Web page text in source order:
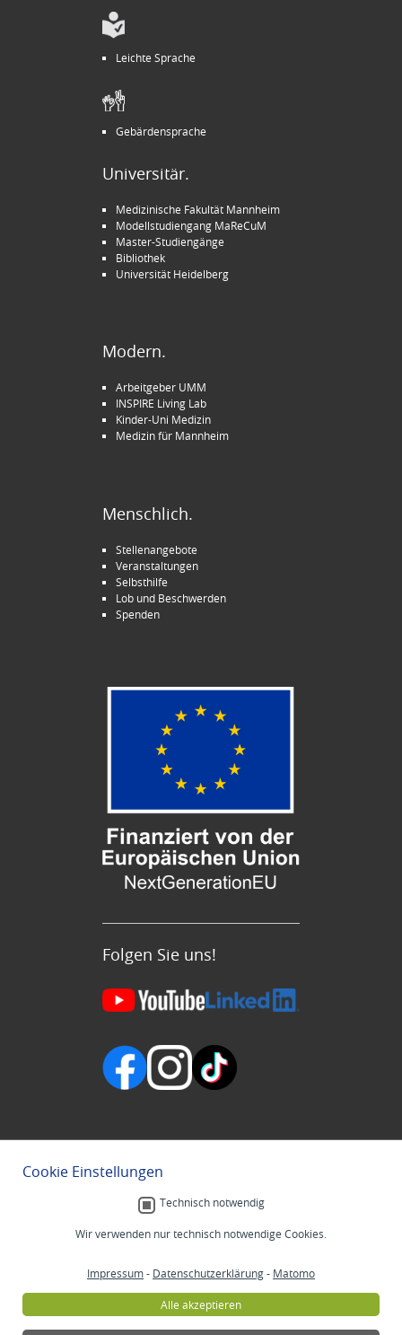
Leichte Sprache
Gebärdensprache
Universitär.
Medizinische Fakultät Mannheim
Modellstudiengang MaReCuM
Master-Studiengänge
Bibliothek
Universität Heidelberg
Modern.
Arbeitgeber UMM
INSPIRE Living Lab
Kinder-Uni Medizin
Medizin für Mannheim
Menschlich.
Stellenangebote
Veranstaltungen
Selbsthilfe
Lob und Beschwerden
Spenden
Folgen Sie uns!
Cookie Einstellungen
Technisch notwendig
Wir verwenden nur technisch notwendige Cookies.
Impressum- Datenschutzerklärung- Matomo
Alle akzeptieren